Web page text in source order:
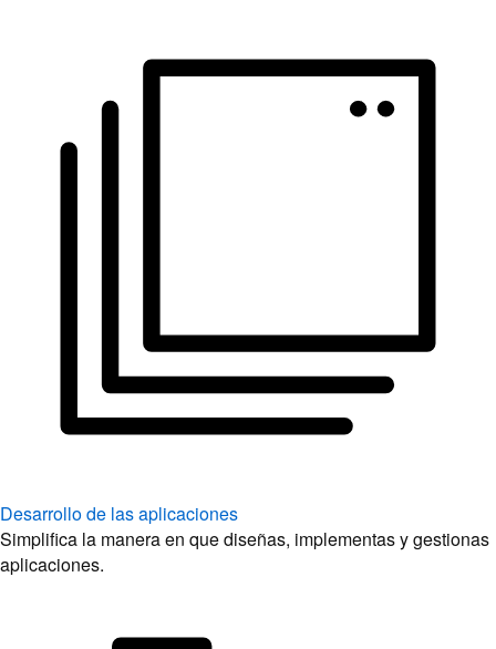
Desarrollo de las aplicaciones
Simplifica la manera en que diseñas, implementas y gestionas
aplicaciones.